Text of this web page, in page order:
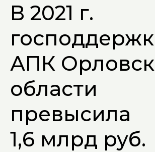
В 2021 г.
АПК
области
превысила
1,6 млрд руб.